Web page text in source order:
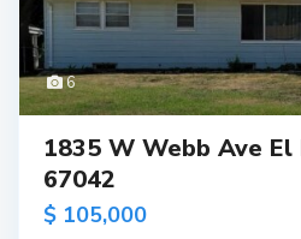
6
1835 W Webb Ave El
67042
$ 105,000